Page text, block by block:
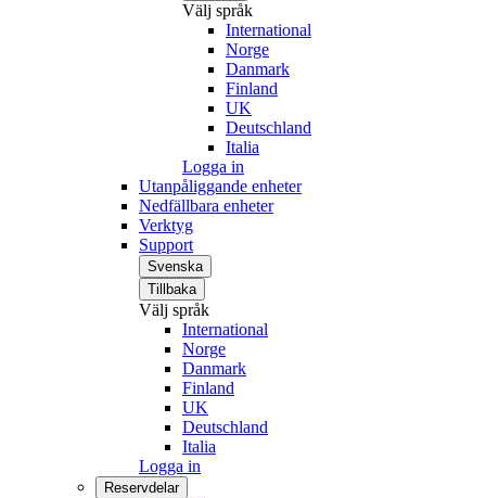
Välj språk
International
Norge
Danmark
Finland
UK
Deutschland
Italia
Logga in
Utanpåliggande enheter
Nedfällbara enheter
Verktyg
Support
Svenska
Tillbaka
Välj språk
International
Norge
Danmark
Finland
UK
Deutschland
Italia
Logga in
Reservdelar